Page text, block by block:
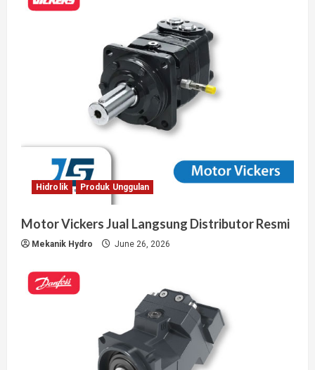
Hidrolik Produk Unggulan
Motor Vickers Jual Langsung Distributor Resmi
Mekanik Hydro June 26, 2026